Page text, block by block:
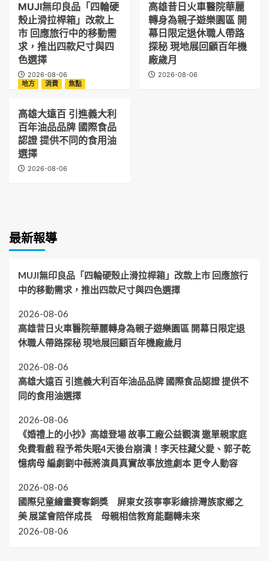
MUJI無印良品「四輪硬
殼止滑拉桿箱」改款上
市 回應旅行中的移動需
求，推出四款尺寸與四
色選擇
2026-08-06
高雄昔日火車醫院華麗
轉身為親子遊樂園區 開
幕日限定退休職人帶路
探秘 現地展回顧百年機
廠歲月
2026-08-06
地方
消費 焦點
高雄大遠百 引進義大利
百年油品品牌 國際食品
認證 提供不同的食用油
選擇
2026-08-06
最新報導
MUJI無印良品「四輪硬殼止滑拉桿箱」改款上市 回應旅行
中的移動需求，推出四款尺寸與四色選擇
2026-08-06
高雄昔日火車醫院華麗轉身為親子遊樂園區 開幕日限定退
休職人帶路探秘 現地展回顧百年機廠歲月
2026-08-06
高雄大遠百 引進義大利百年油品品牌 國際食品認證 提供不
同的食用油選擇
2026-08-06
《婚禮上的小抄》高雄登場 故事工廠公益觀演 邀單親家庭
免費看戲 程予希失眠4天後台崩潰！李天柱藏父愛、郭子乾
憶病母 編劇劉中薇將演員真實故事放進劇本 更令人動容
2026-08-06
國際兒童繪畫賽奪銅獎 屏東女孩寧寧彩繪排灣族家鄉之
美 展望會陪伴成長 母親相信教育能翻轉未來
2026-08-06